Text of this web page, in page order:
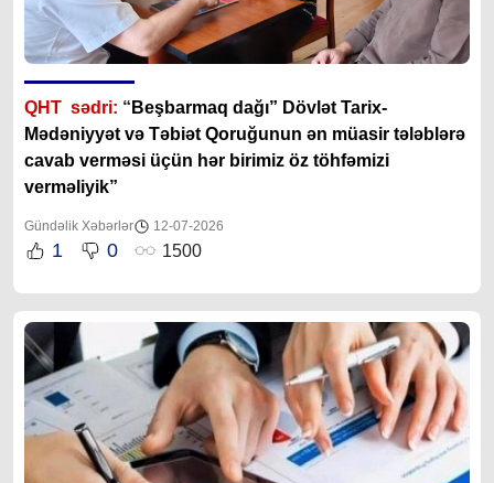
QHT sədri: “ Beşbarmaq dağı” Dövlət Tarix-
Mədəniyyət və Təbiət Qoruğunun ən müasir tələblərə
cavab verməsi üçün hər birimiz öz töhfəmizi
verməliyik”
Gündəlik Xəbərlər 12-07-2026
1 0 1500